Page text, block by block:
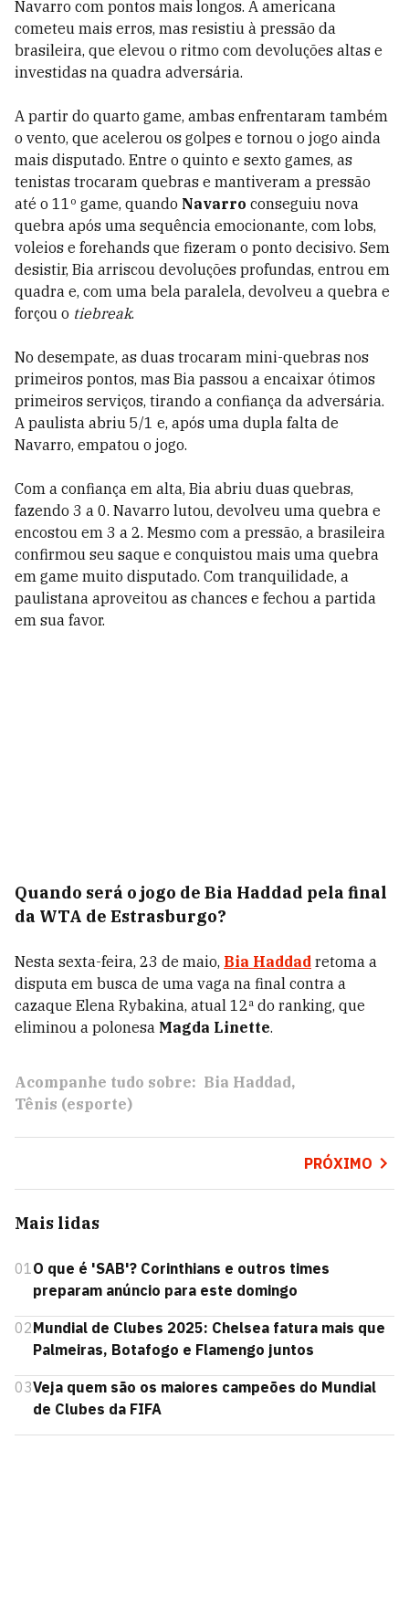
Navarro com pontos mais longos. A americana
cometeu mais erros, mas resistiu à pressão da
brasileira, que elevou o ritmo com devoluções altas e
investidas na quadra adversária.
A partir do quarto game, ambas enfrentaram também
o vento, que acelerou os golpes e tornou o jogo ainda
mais disputado. Entre o quinto e sexto games, as
tenistas trocaram quebras e mantiveram a pressão
até o 11º game, quando Navarro conseguiu nova
quebra após uma sequência emocionante, com lobs,
voleios e forehands que fizeram o ponto decisivo. Sem
desistir, Bia arriscou devoluções profundas, entrou em
quadra e, com uma bela paralela, devolveu a quebra e
forçou o tiebreak.
No desempate, as duas trocaram mini-quebras nos
primeiros pontos, mas Bia passou a encaixar ótimos
primeiros serviços, tirando a confiança da adversária.
A paulista abriu 5/1 e, após uma dupla falta de
Navarro, empatou o jogo.
Com a confiança em alta, Bia abriu duas quebras,
fazendo 3 a 0. Navarro lutou, devolveu uma quebra e
encostou em 3 a 2. Mesmo com a pressão, a brasileira
confirmou seu saque e conquistou mais uma quebra
em game muito disputado. Com tranquilidade, a
paulistana aproveitou as chances e fechou a partida
em sua favor.
Quando será o jogo de Bia Haddad pela final
da WTA de Estrasburgo?
Nesta sexta-feira, 23 de maio, Bia Haddad retoma a
disputa em busca de uma vaga na final contra a
cazaque Elena Rybakina, atual 12ª do ranking, que
eliminou a polonesa Magda Linette.
Acompanhe tudo sobre: Bia Haddad
Tênis (esporte)
PRÓXIMO
Mais lidas
01 O que é 'SAB'? Corinthians e outros times
preparam anúncio para este domingo
02Mundial de Clubes 2025: Chelsea fatura mais que
Palmeiras, Botafogo e Flamengo juntos
03Veja quem são os maiores campeões do Mundial
de Clubes da FIFA